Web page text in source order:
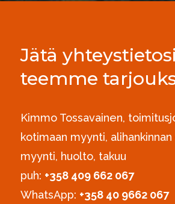
Jätä
teemme
Kimmo Tossavainen,
kotimaan myynti,
myynti, huolto, takuu
puh: +358 409 662 067
WhatsApp: +358 40 9662 067